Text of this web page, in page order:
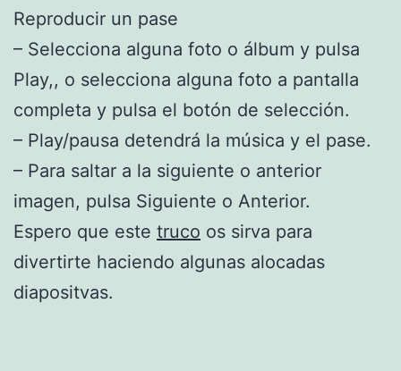
Reproducir un pase
– Selecciona alguna foto o álbum y pulsa
Play,, o selecciona alguna foto a pantalla
completa y pulsa el botón de selección.
– Play/pausa detendrá la música y el pase.
– Para saltar a la siguiente o anterior
imagen, pulsa Siguiente o Anterior.
Espero que este truco os sirva para
divertirte haciendo algunas alocadas
diapositvas.